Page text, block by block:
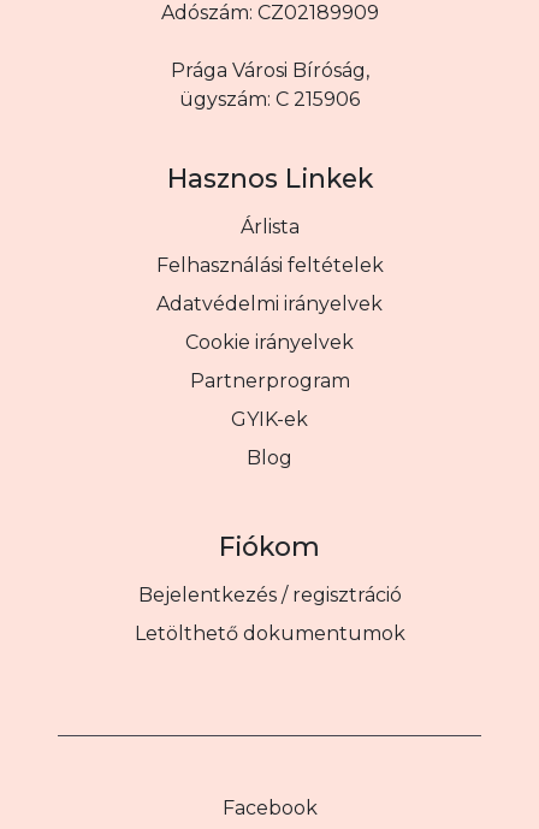
Adószám: CZ02189909
Prága Városi Bíróság,
ügyszám: C 215906
Hasznos Linkek
Árlista
Felhasználási feltételek
Adatvédelmi irányelvek
Cookie irányelvek
Partnerprogram
GYIK-ek
Blog
Fiókom
Bejelentkezés / regisztráció
Letölthető dokumentumok
Facebook